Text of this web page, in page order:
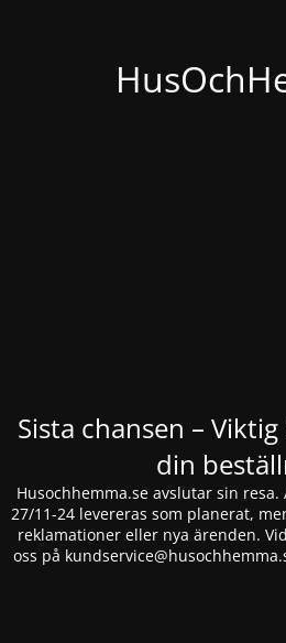
Sista chansen –
din
Husochhemma.se avslutar sin
27/11-24 levereras som planerat,
reklamationer eller nya ärenden.
oss på